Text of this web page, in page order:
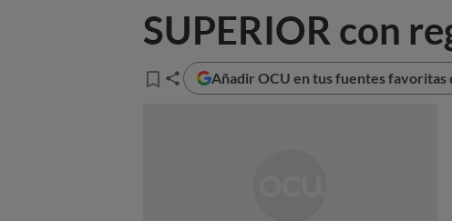
SUPERIOR con
Añadir OCU en tus fuentes favoritas